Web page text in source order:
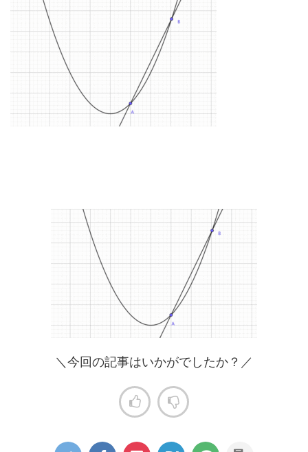
＼今回の記事はいかがでしたか？／